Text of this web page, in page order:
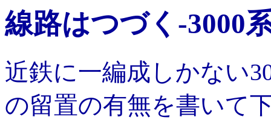
線路はつづく-3000
近鉄に一編成しかない
の留置の有無を書いて